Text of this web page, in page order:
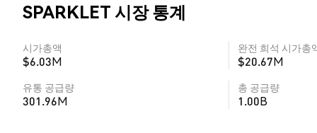
SPARKLET 시장 통계
시가총액
$6.03M
완전 희석 시가총
$20.67M
유통 공급량
301.96M
총 공급량
1.00B